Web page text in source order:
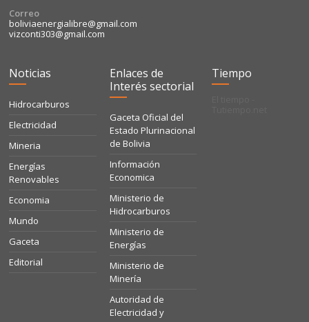
Correo
boliviaenergialibre@gmail.com
vizconti303@gmail.com
Noticias
Hidrocarburos
Electricidad
Mineria
Energías
Renovables
Economia
Mundo
Gaceta
Editorial
Enlaces de
Interés sectorial
Gaceta Oficial del
Estado Plurinacional
de Bolivia
Información
Economica
Ministerio de
Hidrocarburos
Ministerio de
Energías
Ministerio de
Minería
Autoridad de
Electricidad y
Tiempo